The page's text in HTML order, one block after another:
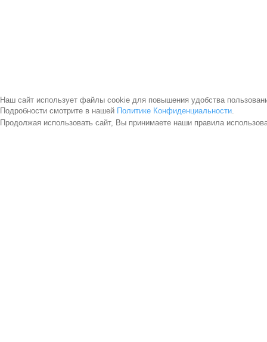
Наш сайт использует файлы cookie для повышения удобства
Подробности смотрите в нашей Политике Конфиденциальности.
Продолжая использовать сайт, Вы принимаете наши правила